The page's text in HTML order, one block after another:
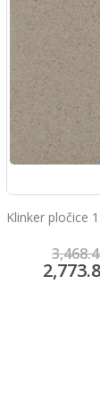
Klinker